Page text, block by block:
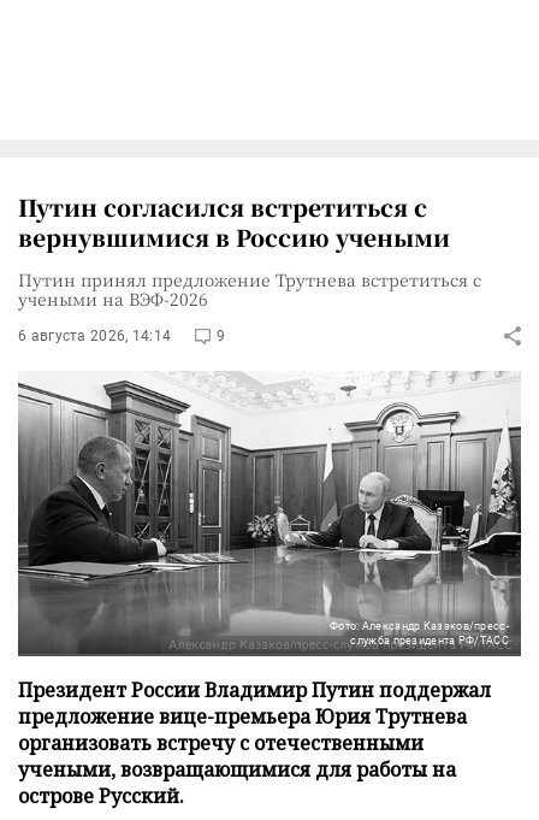
Путин согласился встретиться с
вернувшимися в Россию учеными
Путин принял предложение Трутнева встретиться с
учеными на ВЭФ-2026
6 августа 2026, 14:14 9
Фото: Александр Казаков/пресс-
служба президента РФ/ТАСС
Президент России Владимир Путин поддержал
предложение вице-премьера Юрия Трутнева
организовать встречу с отечественными
учеными, возвращающимися для работы на
острове Русский.